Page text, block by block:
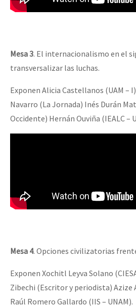
Mesa 3. El internacionalismo en el
transversalizar las luchas.
Exponen Alicia Castellanos (UAM –
Navarro (La Jornada) Inés Durán
Occidente) Hernán Ouviña (IEALC –
Mesa 4. Opciones civilizatorias
Exponen Xochitl Leyva Solano
Zibechi (Escritor y periodista) Azize
Raúl Romero Gallardo (IIS – UNAM).